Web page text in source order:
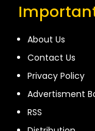
About Us
Contact Us
Privacy Policy
Advertisment
RSS